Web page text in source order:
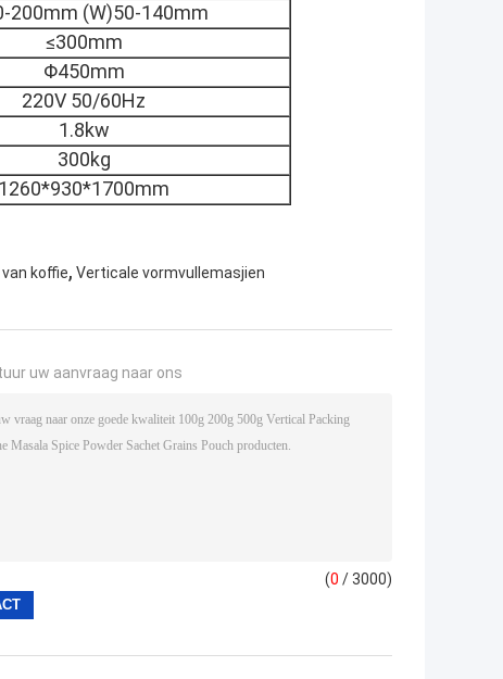
200mm (W)50-140mm
≤300mm
Φ450mm
220V 50/60Hz
1.8kw
300kg
1260*930*1700mm
koffie, Verticale vormvullemasjien
uw aanvraag naar ons
(0 / 3000)